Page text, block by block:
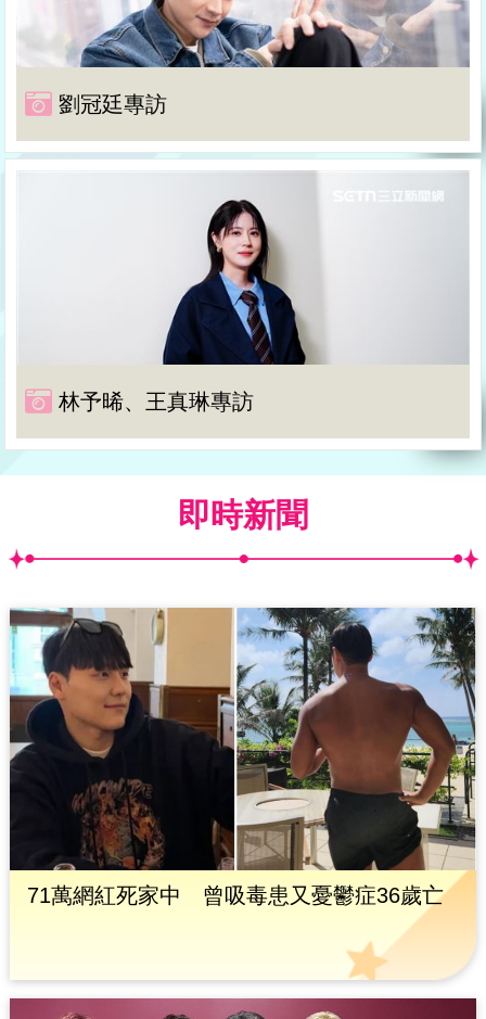
劉冠廷專訪
林予晞、王真琳專訪
即時新聞
71萬網紅死家中 曾吸毒患又憂鬱症36歲亡